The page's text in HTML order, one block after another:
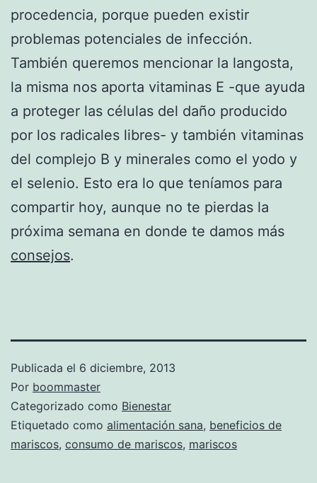
procedencia, porque pueden existir
problemas potenciales de infección.
También queremos mencionar la langosta,
la misma nos aporta vitaminas E -que ayuda
a proteger las células del daño producido
por los radicales libres- y también vitaminas
del complejo B y minerales como el yodo y
el selenio. Esto era lo que teníamos para
compartir hoy, aunque no te pierdas la
próxima semana en donde te damos más
consejos.
Publicada el 6 diciembre, 2013
Por boommaster
Categorizado como Bienestar
Etiquetado como alimentación sana, beneficios de
mariscos, consumo de mariscos, mariscos